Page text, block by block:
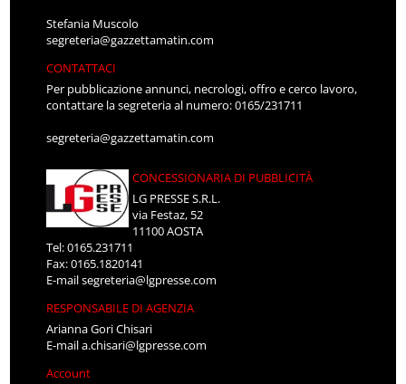
Stefania Muscolo
segreteria@gazzettamatin.com
CONTATTACI
Per pubblicazione annunci, necrologi, offro e cerco lavoro,
contattare la segreteria al numero: 0165/231711
segreteria@gazzettamatin.com
CONCESSIONARIA DI PUBBLICITÀ
LG PRESSE S.R.L.
via Festaz, 52
11100 AOSTA
Tel: 0165.231711
Fax: 0165.1820141
E-mailsegreteria@lgpresse.com
RESPONSABILE DI AGENZIA
Arianna Gori Chisari
E-maila.chisari@lgpresse.com
Account